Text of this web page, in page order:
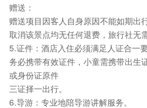
第3天 苏峰山环岛路-风车田-海上鱼
全天：早餐后乘车前往【东山岛
时），前往游览最美环岛公路【
车），东山环岛路苏峰山段颜值
山， 犹如一条美丽的珍珠项链，
这里看得见青山，看得见碧海，
的海岸线!登上峰巅，沧海茫茫；
赠送：
赠送项目因客人自身原因不能如期出
取消该景点均无任何退费，旅行社无
5.证件：酒店入住必须满足人证合一
务必携带有效证件，小童需携带出生
或身份证原件
三证择一出行。
6.导游：专业地陪导游讲解服务。